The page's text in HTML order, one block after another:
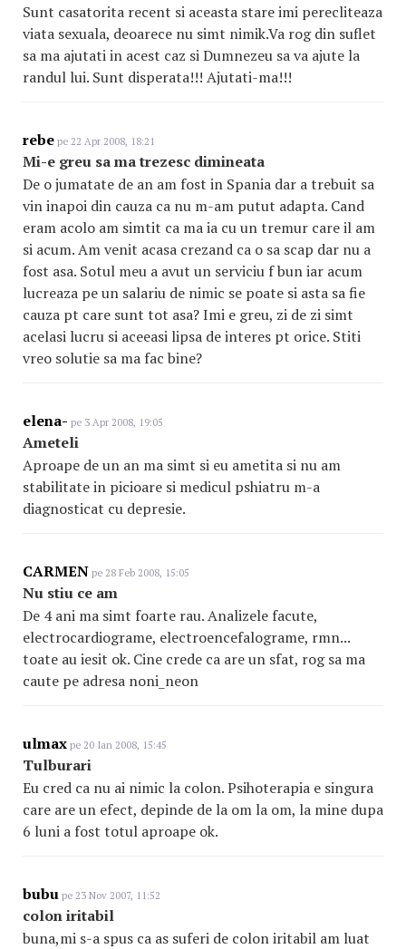
Sunt casatorita recent si aceasta stare imi perecliteaza
viata sexuala, deoarece nu simt nimik.Va rog din suflet
sa ma ajutati in acest caz si Dumnezeu sa va ajute la
randul lui. Sunt disperata!!! Ajutati-ma!!!
rebe pe 22 Apr 2008, 18:21
Mi-e greu sa ma trezesc dimineata
De o jumatate de an am fost in Spania dar a trebuit sa
vin inapoi din cauza ca nu m-am putut adapta. Cand
eram acolo am simtit ca ma ia cu un tremur care il am
si acum. Am venit acasa crezand ca o sa scap dar nu a
fost asa. Sotul meu a avut un serviciu f bun iar acum
lucreaza pe un salariu de nimic se poate si asta sa fie
cauza pt care sunt tot asa? Imi e greu, zi de zi simt
acelasi lucru si aceeasi lipsa de interes pt orice. Stiti
vreo solutie sa ma fac bine?
elena- pe 3 Apr 2008, 19:05
Ameteli
Aproape de un an ma simt si eu ametita si nu am
stabilitate in picioare si medicul pshiatru m-a
diagnosticat cu depresie.
CARMEN pe 28 Feb 2008, 15:05
Nu stiu ce am
De 4 ani ma simt foarte rau. Analizele facute,
electrocardiograme, electroencefalograme, rmn...
toate au iesit ok. Cine crede ca are un sfat, rog sa ma
caute pe adresa noni_neon
ulmax pe 20 Ian 2008, 15:45
Tulburari
Eu cred ca nu ai nimic la colon. Psihoterapia e singura
care are un efect, depinde de la om la om, la mine dupa
6 luni a fost totul aproape ok.
bubu pe 23 Nov 2007, 11:52
colon iritabil
buna,mi s-a spus ca as suferi de colon iritabil am luat